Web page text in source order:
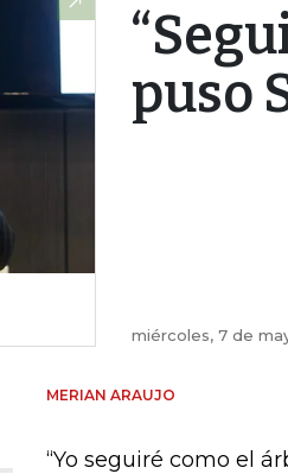
puso
miércoles, 7 de
MERIAN ARAUJO
“Yo seguiré como el